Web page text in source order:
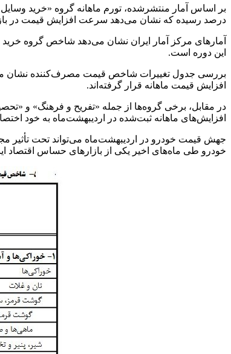
درصد رسیده که نشان می‌دهد سرعت افزایش قیمت در
این دوره است.
افزایش قیمت ماهانه قرار گرفته‌اند.
افزایش‌های ماهانه ثبت‌شده در اردیبهشت‌ماه به خود
جهش قیمت خودرو در اردیبهشت‌ماه می‌تواند تحت تأثیر
خودرو طی ماه‌های اخیر یکی از بازارهای حساس اقتصاد